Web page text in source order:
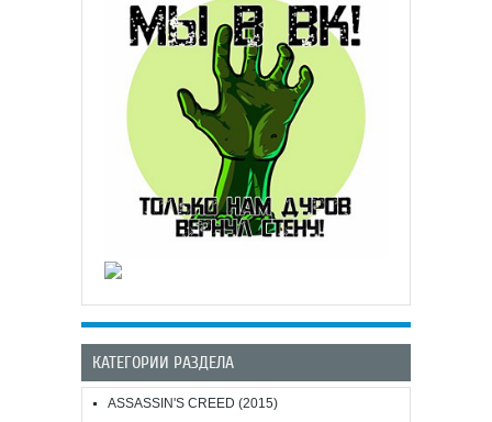
КАТЕГОРИИ РАЗДЕЛА
ASSASSIN'S CREED (2015)